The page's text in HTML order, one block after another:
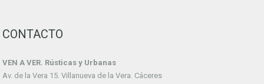
CONTACTO
VEN A VER. Rústicas y Urbanas
Av. de la Vera 15. Villanueva de la Vera. Cáceres